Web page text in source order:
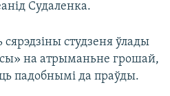
Судаленка.
сярэдзіны студзеня ўлады
на атрыманьне грошай,
падобнымі да праўды.